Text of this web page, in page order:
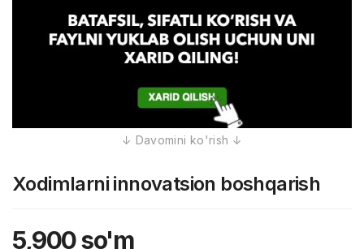
Xodimlarni innovatsion boshqarish
5,900so'm